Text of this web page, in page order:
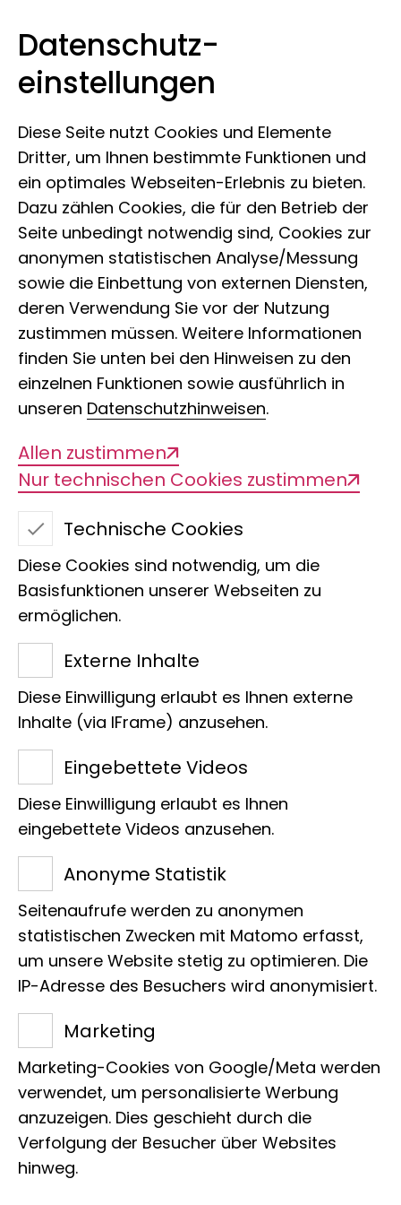
Zum Inhalt springen
Museum Koenig Bonn
Aspekte der
Evolutionsbiologie (SI)
Vorkenntnisse:Grundkenntnisse
Evolution
Aussterben und Entstehung von Arten
werden an verschiedenen Beispielen
diskutiert. Evolutionsfaktoren werden
Themenschwerpunkte können gewählt
werden: - Analogie und Homologie -
Konvergenz - Selektionsmechanismen -
Artbildung.
Art
Führung
Zielgruppe
Schulklassen
Altersstufe
Datenschutz­
einstellungen
Diese Seite nutzt Cookies und Elemente
Dritter, um Ihnen bestimmte Funktionen und
ein optimales Webseiten-Erlebnis zu bieten.
Dazu zählen Cookies, die für den Betrieb der
Seite unbedingt notwendig sind, Cookies zur
anonymen statistischen Analyse/Messung
sowie die Einbettung von externen Diensten,
deren Verwendung Sie vor der Nutzung
zustimmen müssen. Weitere Informationen
finden Sie unten bei den Hinweisen zu den
einzelnen Funktionen sowie ausführlich in
unseren Datenschutzhinweisen.
Allen zustimmen
Nur technischen Cookies zustimmen
Technische Cookies
Diese Cookies sind notwendig, um die
Basisfunktionen unserer Webseiten zu
ermöglichen.
Externe Inhalte
Diese Einwilligung erlaubt es Ihnen externe
Inhalte (via IFrame) anzusehen.
Eingebettete Videos
Diese Einwilligung erlaubt es Ihnen
eingebettete Videos anzusehen.
Anonyme Statistik
Seitenaufrufe werden zu anonymen
statistischen Zwecken mit Matomo erfasst,
um unsere Website stetig zu optimieren. Die
IP-Adresse des Besuchers wird anonymisiert.
Marketing
Marketing-Cookies von Google/Meta werden
verwendet, um personalisierte Werbung
anzuzeigen. Dies geschieht durch die
Verfolgung der Besucher über Websites
hinweg.